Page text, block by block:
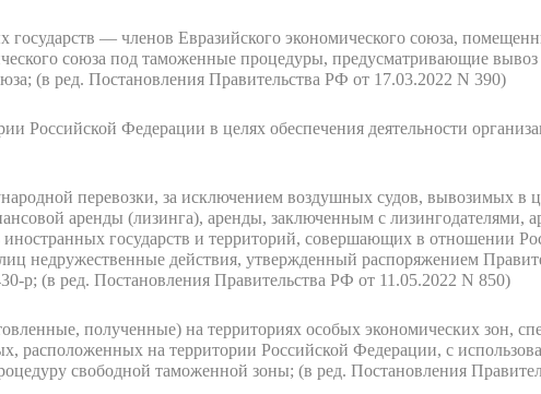
— членов Евразийского экономического союза,
союза под таможенные процедуры, предусматривающие
(в ред. Постановления Правительства РФ от 17.03.2022 N 390)
Российской Федерации в целях обеспечения деятельности
перевозки, за исключением воздушных судов, вывозимых в
аренды (лизинга), аренды, заключенным с лизингодателями,
иностранных государств и территорий, совершающих в отношении
недружественные действия, утвержденный распоряжением
р; (в ред. Постановления Правительства РФ от 11.05.2022 N 850)
полученные) на территориях особых экономических зон,
расположенных на территории Российской Федерации, с
свободной таможенной зоны; (в ред. Постановления